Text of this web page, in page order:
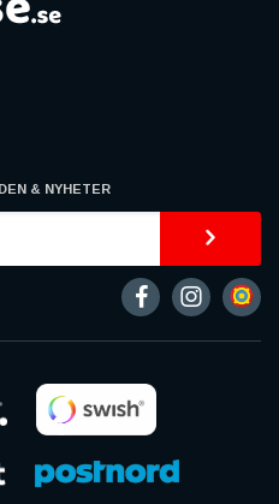
& NYHETER